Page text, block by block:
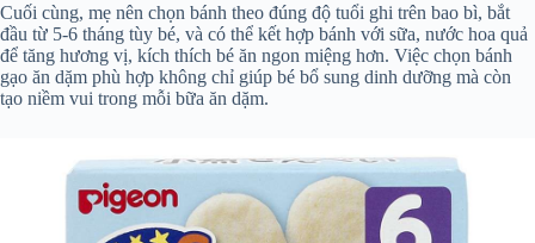
Cuối cùng, mẹ nên chọn bánh theo đúng độ tuổi ghi trên bao bì, bắt
đầu từ 5-6 tháng tùy bé, và có thể kết hợp bánh với sữa, nước hoa quả
để tăng hương vị, kích thích bé ăn ngon miệng hơn. Việc chọn bánh
gạo ăn dặm phù hợp không chỉ giúp bé bổ sung dinh dưỡng mà còn
tạo niềm vui trong mỗi bữa ăn dặm.